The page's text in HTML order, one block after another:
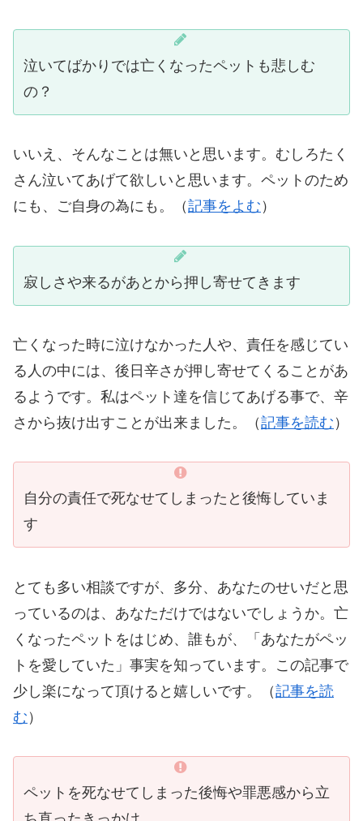
泣いてばかりでは亡くなったペットも悲しむ
の？
いいえ、そんなことは無いと思います。むしろたく
さん泣いてあげて欲しいと思います。ペットのため
にも、ご自身の為にも。（記事をよむ ）
寂しさや来るがあとから押し寄せてきます
亡くなった時に泣けなかった人や、責任を感じてい
る人の中には、後日辛さが押し寄せてくることがあ
るようです。私はペット達を信じてあげる事で、辛
さから抜け出すことが出来ました。（記事を読む ）
自分の責任で死なせてしまったと後悔していま
す
とても多い相談ですが、多分、あなたのせいだと思
っているのは、あなただけではないでしょうか。亡
くなったペットをはじめ、誰もが、「あなたがペッ
トを愛していた」事実を知っています。この記事で
少し楽になって頂けると嬉しいです。（記事を読
む ）
ペットを死なせてしまった後悔や罪悪感から立